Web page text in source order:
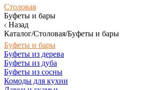
Столовая
Буфеты и бары
Назад
Каталог/Столовая/Буфеты и бары
Буфеты и бары
Буфеты из дерева
Буфеты из дуба
Буфеты из сосны
Комоды для кухни